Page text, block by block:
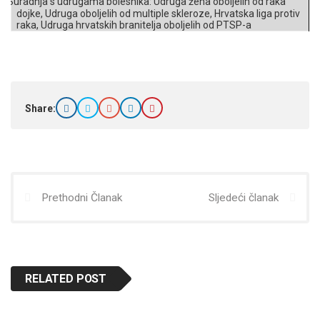
dojke, Udruga oboljelih od multiple skleroze, Hrvatska liga protiv
raka, Udruga hrvatskih branitelja oboljelih od PTSP-a
Share:
Prethodni Članak Sljedeći članak
RELATED POST